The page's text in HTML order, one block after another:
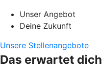
Unser Angebot
Deine Zukunft
Unsere Stellenangebote
Das erwartet dich